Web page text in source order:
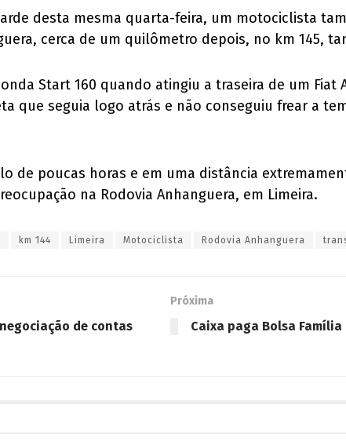
desta mesma quarta-feira, um motociclista
cerca de um quilômetro depois, no km 145,
Start 160 quando atingiu a traseira de um Fiat
que seguia logo atrás e não conseguiu frear a
de poucas horas e em uma distância
na Rodovia Anhanguera, em Limeira.
km 144 Limeira Motociclista Rodovia Anhanguera
de contas
Próxima
Caixa paga Bolsa